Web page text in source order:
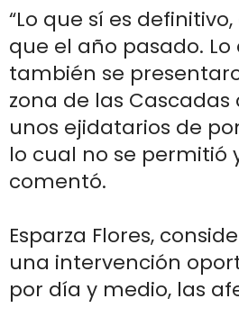
“Lo que sí es
que el año pasado.
también se
zona de las
unos ejidatarios de
lo cual no se permitió
comentó.
Esparza Flores,
una intervención
por día y medio, las